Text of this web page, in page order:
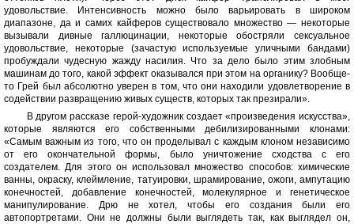
удовольствие. Интенсивность можно было варьировать в широком
диапазоне, да и самих кайферов существовало множество — некоторые
вызывали дивные галлюцинации, некоторые обостряли сексуальное
удовольствие, некоторые (зачастую используемые уличными бандами)
пробуждали чудесную жажду насилия. Что за дело было этим злобным
машинам до того, какой эффект оказывался при этом на органику? Вообще-
то Грей был абсолютно уверен в том, что они находили удовлетворение в
содействии развращению живых существ, которых так презирали».
В другом рассказе герой-художник создает «произведения искусства»,
которые являются его собственными дебилизированными клонами:
«Самым важным из того, что он проделывал с каждым клоном независимо
от его окончательной формы, было уничтожение сходства с его
создателем. Для этого он использовал множество способов: химические
ванны, окраску, клеймление, татуировки, шрамирование, ожоги, ампутацию
конечностей, добавление конечностей, молекулярное и генетическое
манипулирование. Дрю не хотел, чтобы его создания были его
автопортретами. Они не должны были выглядеть так, как выглядел он,